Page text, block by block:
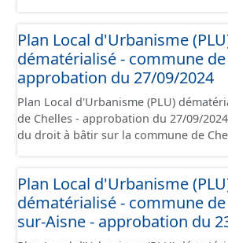
contient les pièces administratives, le
présentation, le PADD, le règlement (à
plans de zonages), les annexes, les
d'aménagement et les données
l'attention portée à la création de ces
rappelé que seuls les documents
opposables d'un point de vue
Plan Local d'Urbanisme
dématérialisé - commune de
approbation du 27/09/2024
Plan Local d'Urbanisme (PLU)
de Chelles - approbation du 27/09/2024. Ce lot
du droit à bâtir sur la commune de
administratives, le rapport de
règlement (à l'exception des plans de
annexes, les orientations
Plan Local d'Urbanisme
dématérialisé - commune
sur-Aisne - approbation du